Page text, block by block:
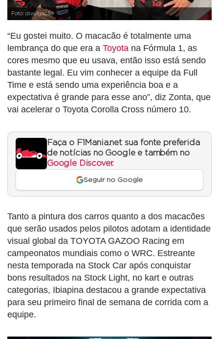
Foto: divulgação
“Eu gostei muito. O macacão é totalmente uma
lembrança do que era a Toyota na Fórmula 1, as
cores mesmo que eu usava, então isso está sendo
bastante legal. Eu vim conhecer a equipe da Full
Time e está sendo uma experiência boa e a
expectativa é grande para esse ano”, diz Zonta, que
vai acelerar o Toyota Corolla Cross número 10.
Faça o F1Mania.net sua fonte preferida
de notícias no Google e também no
Google Discover.
Seguir no Google
Tanto a pintura dos carros quanto a dos macacões
que serão usados pelos pilotos adotam a identidade
visual global da TOYOTA GAZOO Racing em
campeonatos mundiais como o WRC. Estreante
nesta temporada na Stock Car após conquistar
bons resultados na Stock Light, no kart e outras
categorias, Ibiapina destacou a grande expectativa
para seu primeiro final de semana de corrida com a
equipe.